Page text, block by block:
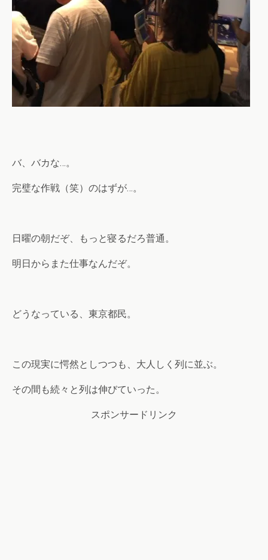
バ、バカな…。
完璧な作戦（笑）のはずが…。
日曜の朝だぞ、もっと寝るだろ普通。
明日からまた仕事なんだぞ。
どうなっている、東京都民。
この現実に愕然としつつも、大人しく列に並ぶ。
その間も続々と列は伸びていった。
スポンサードリンク